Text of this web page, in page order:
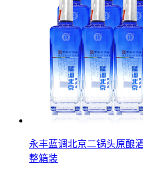
永丰蓝调北京二锅头原酿
整箱装